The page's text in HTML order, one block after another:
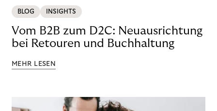
BLOG INSIGHTS
Vom B2B zum D2C: Neuausrichtung
bei Retouren und Buchhaltung
MEHR LESEN